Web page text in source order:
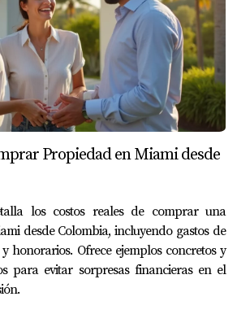
Propiedad en Miami desde
los costos reales de comprar una
desde Colombia, incluyendo gastos de
honorarios. Ofrece ejemplos concretos y
para evitar sorpresas financieras en el